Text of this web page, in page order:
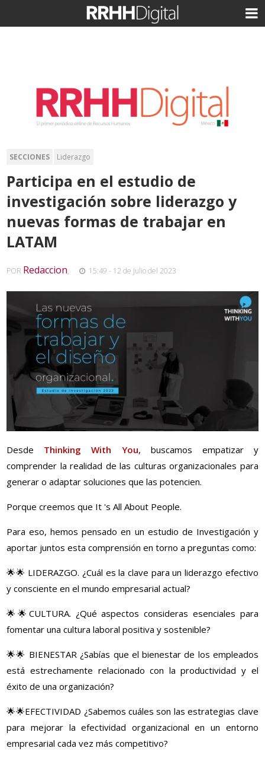
SECCIONES Liderazgo
Participa en el estudio de
investigación sobre liderazgo y
nuevas formas de trabajar en
LATAM
POR Redaccion, 15:49 - 12 de Julio del 2023
Desde Thinking With You, buscamos empatizar y
comprender la realidad de las culturas organizacionales para
generar o adaptar soluciones que las potencien.
Porque creemos que It 's All About People.
Para eso, hemos pensado en un estudio de Investigación y
aportar juntos esta comprensión en torno a preguntas como:
🌟🌟 LIDERAZGO. ¿Cuál es la clave para un liderazgo efectivo
y consciente en el mundo empresarial actual?
🌟🌟CULTURA. ¿Qué aspectos consideras esenciales para
fomentar una cultura laboral positiva y sostenible?
🌟🌟 BIENESTAR ¿Sabías que el bienestar de los empleados
está estrechamente relacionado con la productividad y el
éxito de una organización?
🌟🌟EFECTIVIDAD ¿Sabemos cuáles son las estrategias clave
para mejorar la efectividad organizacional en un entorno
empresarial cada vez más competitivo?